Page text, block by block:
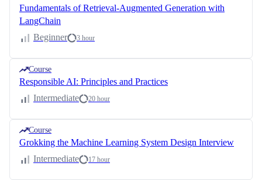
Fundamentals of Retrieval-Augmented Generation with
LangChain
Beginner
3 hour
Course
Responsible AI: Principles and Practices
Intermediate
20 hour
Course
Grokking the Machine Learning System Design Interview
Intermediate
17 hour